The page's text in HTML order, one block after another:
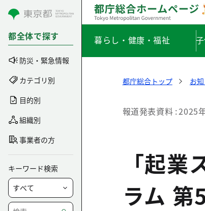
コンテンツにスキップ
都全体で探す
防災・緊急情報
カテゴリ別
目的別
組織別
事業者の方
キーワード検索
暮らし・健康・福祉
都庁総合トップ お
報道発表資料 2025
「起
ラム 第